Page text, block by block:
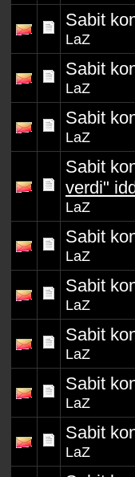
Sabit
LaZ
Sabit
LaZ
Sabit
LaZ
Sabit
verdi"
LaZ
Sabit
LaZ
Sabit
LaZ
Sabit
LaZ
Sabit
LaZ
Sabit
LaZ